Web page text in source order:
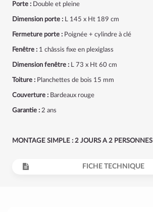
Porte : Double et pleine
Dimension porte : L 145 x Ht 189 cm
Fermeture porte : Poignée + cylindre à clé
Fenêtre : 1 châssis fixe en plexiglass
Dimension fenêtre : L 73 x Ht 60 cm
Toiture : Planchettes de bois 15 mm
Couverture : Bardeaux rouge
Garantie : 2 ans
MONTAGE SIMPLE : 2 JOURS A 2 PERSONNES
FICHE TECHNIQUE